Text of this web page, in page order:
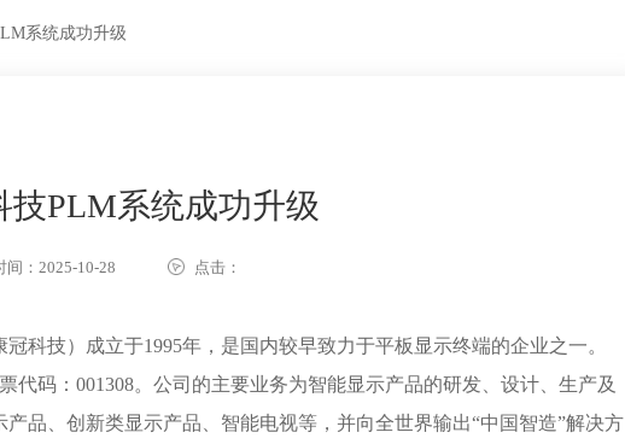
系统成功升级
技PLM系统成功升级
间：2025-10-28 点击：
技）成立于1995年，是国内较早致力于平板显示终端的企业之一。
代码：001308。公司的主要业务为智能显示产品的研发、设计、生产及
品、创新类显示产品、智能电视等，并向全世界输出“中国智造”解决方